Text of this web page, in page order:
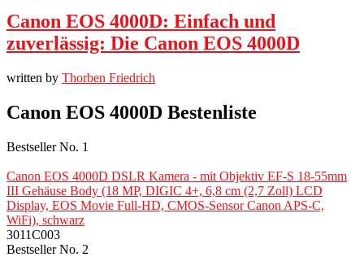
Canon EOS 4000D: Einfach und
zuverlässig: Die Canon EOS 4000D
written by Thorben Friedrich
Canon EOS 4000D Bestenliste
Bestseller No. 1
Canon EOS 4000D DSLR Kamera - mit Objektiv EF-S 18-55mm
III Gehäuse Body (18 MP, DIGIC 4+, 6,8 cm (2,7 Zoll) LCD
Display, EOS Movie Full-HD, CMOS-Sensor Canon APS-C,
WiFi), schwarz
3011C003
Bestseller No. 2